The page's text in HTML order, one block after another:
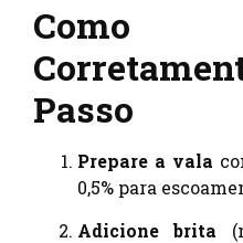
Como
Passo
Prepare a vala
0,5% para
Adicione brita